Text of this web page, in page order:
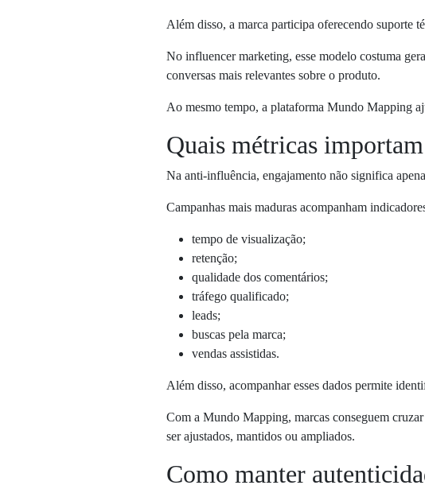
Além disso, a marca participa oferecendo suporte
No influencer marketing, esse modelo costuma
conversas mais relevantes sobre o produto.
Ao mesmo tempo, a plataforma Mundo Mapping
Quais métricas
Na anti-influência, engajamento não significa
Campanhas mais maduras acompanham
tempo de visualização;
retenção;
qualidade dos comentários;
tráfego qualificado;
leads;
buscas pela marca;
vendas assistidas.
Além disso, acompanhar esses dados permite
Com a Mundo Mapping, marcas conseguem
ser ajustados, mantidos ou ampliados.
Como manter